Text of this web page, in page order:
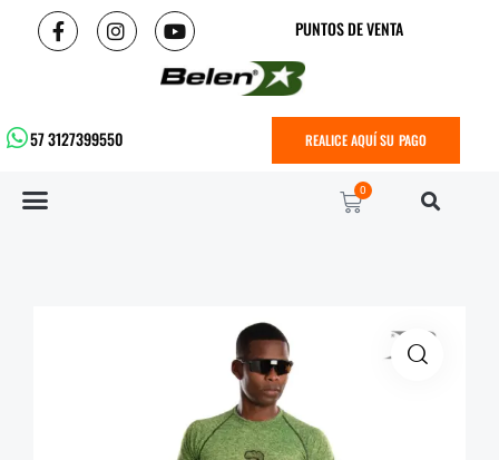
PUNTOS DE VENTA
57 3127399550 REALICE AQUÍ SU PAGO
0